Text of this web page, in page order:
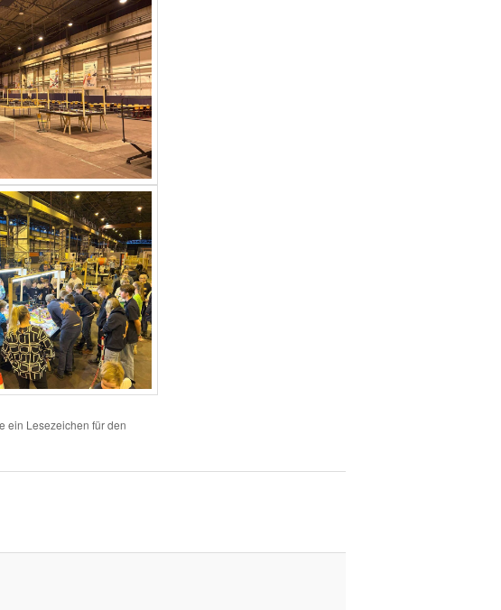
ein Lesezeichen für den